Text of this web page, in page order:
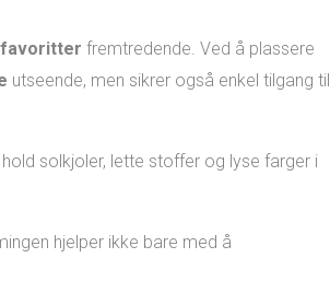
fremtredende. Ved å plassere
utseende, men sikrer også enkel tilgang til
solkjoler, lette stoffer og lyse farger i
hjelper ikke bare med å